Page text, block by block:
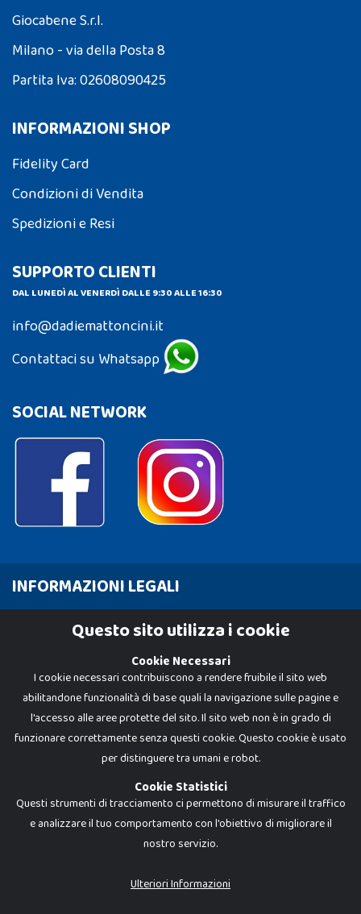
Giocabene S.r.l.
Milano - via della Posta 8
Partita Iva: 02608090425
INFORMAZIONI SHOP
Fidelity Card
Condizioni di Vendita
Spedizioni e Resi
SUPPORTO CLIENTI
DAL LUNEDÌ AL VENERDÌ DALLE 9:30 ALLE 16:30
info@dadiemattoncini.it
Contattaci su Whatsapp
SOCIAL NETWORK
INFORMAZIONI LEGALI
Cookie Policy
Dadi e Mattoncini è un brand di Giocabene Srl. Ogni riproduzione o utilizzo non
I prezzi e le promozioni pubblicate potrebbero differire da quanto esposto in
Questo sito utilizza i cookie
Cookie Necessari
I cookie necessari contribuiscono a rendere fruibile il sito web
abilitandone funzionalità di base quali la navigazione sulle pagine e
l'accesso alle aree protette del sito. Il sito web non è in grado di
funzionare correttamente senza questi cookie. Questo cookie è usato
per distinguere tra umani e robot.
Cookie Statistici
Questi strumenti di tracciamento ci permettono di misurare il traffico
e analizzare il tuo comportamento con l'obiettivo di migliorare il
nostro servizio.
Ulteriori Informazioni